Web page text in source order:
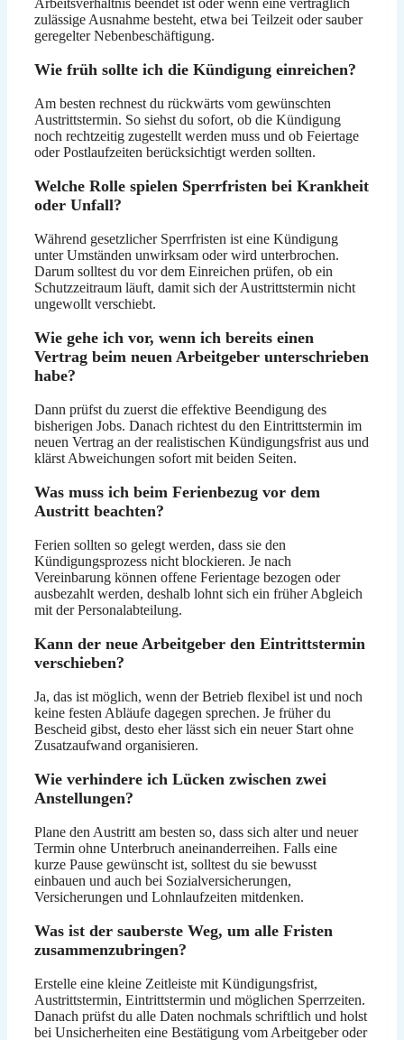
Arbeitsverhältnis beendet ist oder wenn eine vertraglich
zulässige Ausnahme besteht, etwa bei Teilzeit oder sauber
geregelter Nebenbeschäftigung.
Wie früh sollte ich die Kündigung einreichen?
Am besten rechnest du rückwärts vom gewünschten
Austrittstermin. So siehst du sofort, ob die Kündigung
noch rechtzeitig zugestellt werden muss und ob Feiertage
oder Postlaufzeiten berücksichtigt werden sollten.
Welche Rolle spielen Sperrfristen bei Krankheit
oder Unfall?
Während gesetzlicher Sperrfristen ist eine Kündigung
unter Umständen unwirksam oder wird unterbrochen.
Darum solltest du vor dem Einreichen prüfen, ob ein
Schutzzeitraum läuft, damit sich der Austrittstermin nicht
ungewollt verschiebt.
Wie gehe ich vor, wenn ich bereits einen
Vertrag beim neuen Arbeitgeber unterschrieben
habe?
Dann prüfst du zuerst die effektive Beendigung des
bisherigen Jobs. Danach richtest du den Eintrittstermin im
neuen Vertrag an der realistischen Kündigungsfrist aus und
klärst Abweichungen sofort mit beiden Seiten.
Was muss ich beim Ferienbezug vor dem
Austritt beachten?
Ferien sollten so gelegt werden, dass sie den
Kündigungsprozess nicht blockieren. Je nach
Vereinbarung können offene Ferientage bezogen oder
ausbezahlt werden, deshalb lohnt sich ein früher Abgleich
mit der Personalabteilung.
Kann der neue Arbeitgeber den Eintrittstermin
verschieben?
Ja, das ist möglich, wenn der Betrieb flexibel ist und noch
keine festen Abläufe dagegen sprechen. Je früher du
Bescheid gibst, desto eher lässt sich ein neuer Start ohne
Zusatzaufwand organisieren.
Wie verhindere ich Lücken zwischen zwei
Anstellungen?
Plane den Austritt am besten so, dass sich alter und neuer
Termin ohne Unterbruch aneinanderreihen. Falls eine
kurze Pause gewünscht ist, solltest du sie bewusst
einbauen und auch bei Sozialversicherungen,
Versicherungen und Lohnlaufzeiten mitdenken.
Was ist der sauberste Weg, um alle Fristen
zusammenzubringen?
Erstelle eine kleine Zeitleiste mit Kündigungsfrist,
Austrittstermin, Eintrittstermin und möglichen Sperrzeiten.
Danach prüfst du alle Daten nochmals schriftlich und holst
bei Unsicherheiten eine Bestätigung vom Arbeitgeber oder